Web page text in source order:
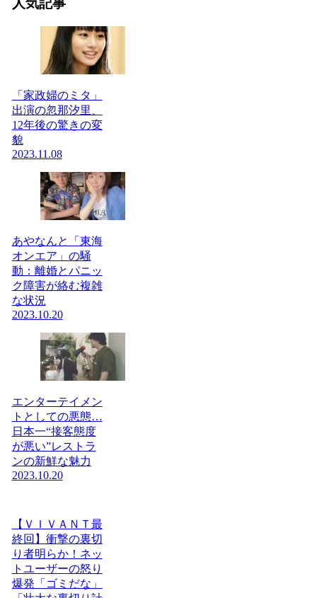
人気記事
「家政婦のミタ」
出演の忽那汐里、
12年後の驚きの変
貌
2023.11.08
あやなんと「東海
オンエア」の騒
動：離婚とパニッ
ク障害が絡む複雑
な状況
2023.10.20
エンターテイメン
トとしての悪態…
日本一“接客態度
が悪い”レストラ
ンの新鮮な魅力
2023.10.20
【ＶＩＶＡＮＴ最
終回】衝撃の裏切
り者明らか！ネッ
トユーザーの怒り
爆発「ゴミだな」